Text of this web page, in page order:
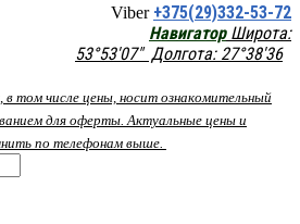
Viber +375(29)332-53-72
НавигаторШирота:
53°53'07" Долгота: 27°38'36
том числе цены, носит ознакомительный
для оферты. Актуальные цены и
по телефонам выше.